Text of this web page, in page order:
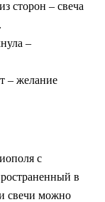
сторон – свеча
–
– желание
с
в
свечи можно